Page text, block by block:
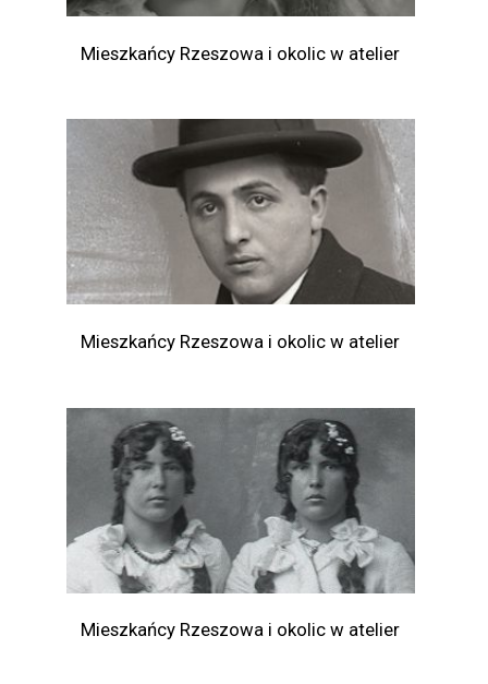
Mieszkańcy Rzeszowa i okolic w atelier
Mieszkańcy Rzeszowa i okolic w atelier
Mieszkańcy Rzeszowa i okolic w atelier